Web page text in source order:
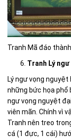
Tranh Mã đáo
Tranh Lý
Lý ngư vọng
những bức họa phổ
ngư vọng nguyệt
viên mãn. Chính vì
Tranh nên treo
cá (1 đực, 1 cái)